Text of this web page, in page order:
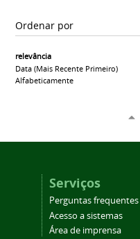
Ordenar por
relevância
Data (mais Recente Primeiro)
Alfabeticamente
Serviços
Perguntas frequentes
Acesso a sistemas
Área de imprensa